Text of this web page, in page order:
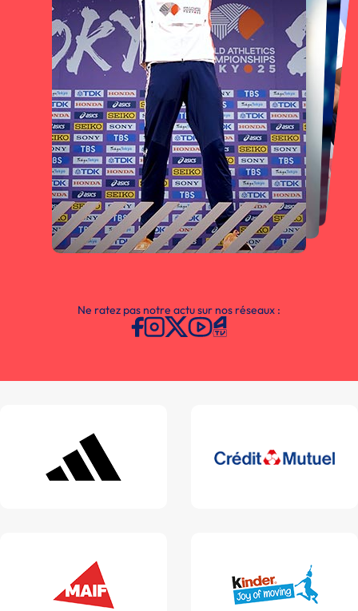
Ne ratez pas notre actu sur nos réseaux :